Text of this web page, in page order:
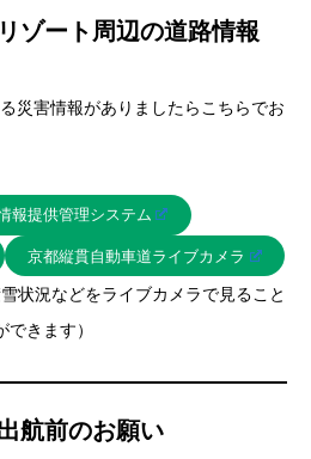
ゾート周辺の道路情報
災害情報がありましたらこちらでお
報提供管理システム
京都縦貫自動車道ライブカメラ
状況などをライブカメラで見ること
できます）
航前のお願い